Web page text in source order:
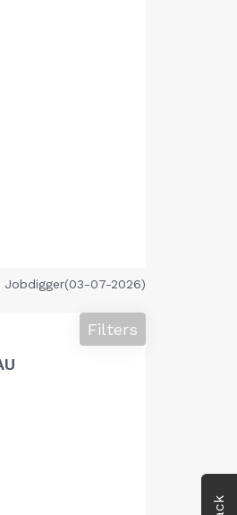
Jobdigger(03-07-2026)
Filters